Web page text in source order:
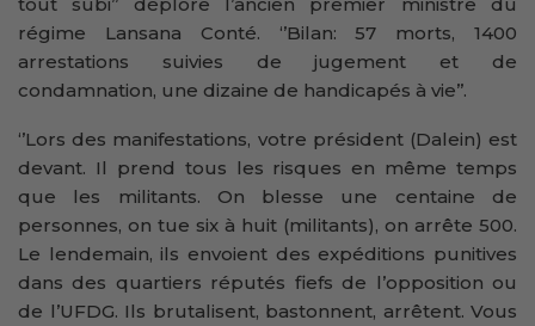
régime Lansana Conté. ‘’Bilan: 57 morts, 1400
arrestations suivies de jugement et de
condamnation, une dizaine de handicapés à vie’’.
‘’Lors des manifestations, votre président (Dalein) est
devant. Il prend tous les risques en même temps
que les militants. On blesse une centaine de
personnes, on tue six à huit (militants), on arrête 500.
Le lendemain, ils envoient des expéditions punitives
dans des quartiers réputés fiefs de l’opposition ou
de l’UFDG. Ils brutalisent, bastonnent, arrêtent. Vous